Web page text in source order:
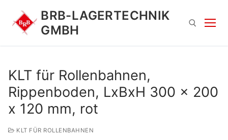
Inhalt
springen
BRB-LAGERTECHNIK
GMBH
KLT für Rollenbahnen,
Rippenboden, LxBxH 300 x 200
x 120 mm, rot
KLT FÜR ROLLENBAHNEN